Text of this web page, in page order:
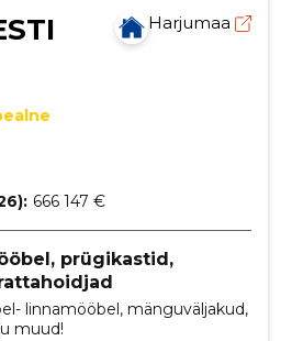
Harjumaa
666 147 €
prügikastid,
linnamööbel, mänguväljakud,
muud!